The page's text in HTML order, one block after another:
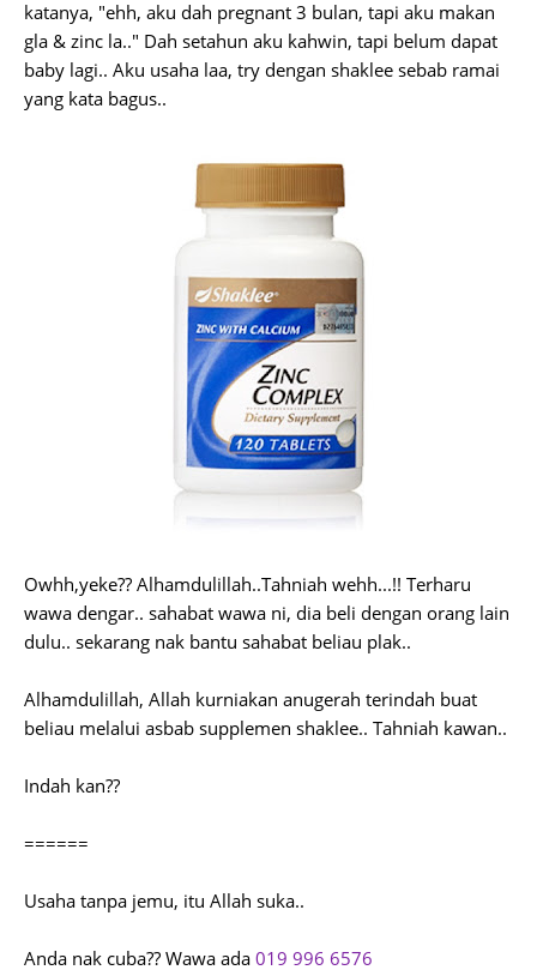
katanya, "ehh, aku dah pregnant 3 bulan, tapi aku makan
gla & zinc la.." Dah setahun aku kahwin, tapi belum dapat
baby lagi.. Aku usaha laa, try dengan shaklee sebab ramai
yang kata bagus..
Owhh,yeke?? Alhamdulillah..Tahniah wehh...!! Terharu
wawa dengar.. sahabat wawa ni, dia beli dengan orang lain
dulu.. sekarang nak bantu sahabat beliau plak..
Alhamdulillah, Allah kurniakan anugerah terindah buat
beliau melalui asbab supplemen shaklee.. Tahniah kawan..
Indah kan??
======
Usaha tanpa jemu, itu Allah suka..
Anda nak cuba?? Wawa ada 019 996 6576